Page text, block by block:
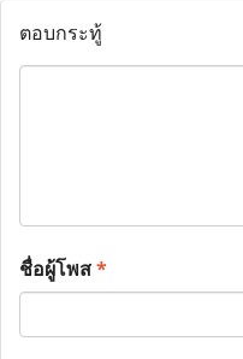
ตอบกระทู้
ชื่อผู้โพส*